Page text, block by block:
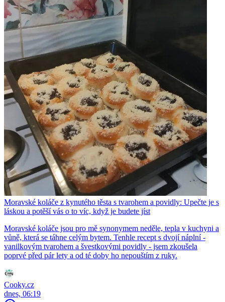
Moravské koláče z kynutého těsta s tvarohem a povidly: Upečte je s
láskou a potěší vás o to víc, když je budete jíst
Moravské koláče jsou pro mě synonymem neděle, tepla v kuchyni a
vůně, která se táhne celým bytem. Tenhle recept s dvojí náplní -
vanilkovým tvarohem a švestkovými povidly - jsem zkoušela
poprvé před pár lety a od té doby ho nepouštím z ruky.
Cooky.cz
dnes, 06:19